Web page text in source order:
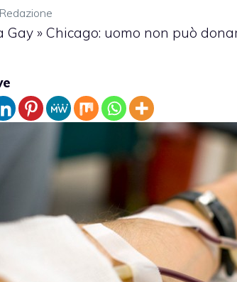
Redazione
Gay » Chicago: uomo non può